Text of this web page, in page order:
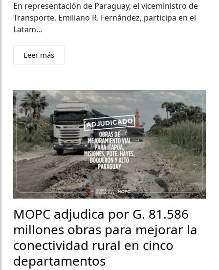
En representación de Paraguay, el viceministro de
Transporte, Emiliano R. Fernández, participa en el
Latam...
Leer más
MOPC adjudica por G. 81.586
millones obras para mejorar la
conectividad rural en cinco
departamentos